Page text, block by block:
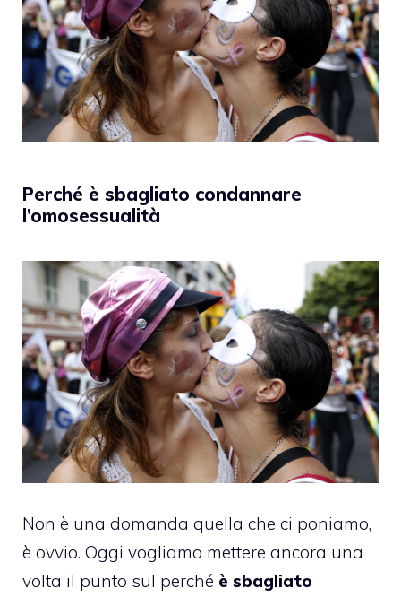
Perché è sbagliato condannare
l’omosessualità
Non è una domanda quella che ci poniamo,
è ovvio. Oggi vogliamo mettere ancora una
volta il punto sul perché è sbagliato